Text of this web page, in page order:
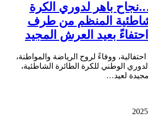
باهر لدوري الكرة
المنظم من طرف
بعيد العرش المجيد
ووفاءً لروح الرياضة والمواطنة،
الوطني للكرة الطائرة الشاطئية،
لعيد…